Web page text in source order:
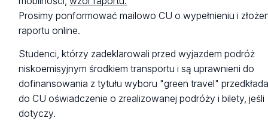
przyjmującej
Prosimy ponformować mailowo CU o wypełnieniu i
raportu online.
Studenci, którzy zadeklarowali przed wyjazdem podróż
niskoemisyjnym środkiem transportu i są uprawnieni do
dofinansowania z tytułu wyboru "green travel"
do CU oświadczenie o zrealizowanej podróży i bilety, jeśli
dotyczy.